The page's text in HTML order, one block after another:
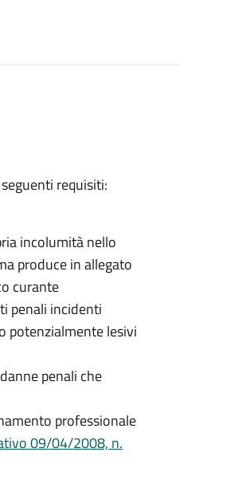
requisiti:
incolumità nello
produce in allegato
curante
penali incidenti
potenzialmente lesivi
penali che
professionale
09/04/2008, n.